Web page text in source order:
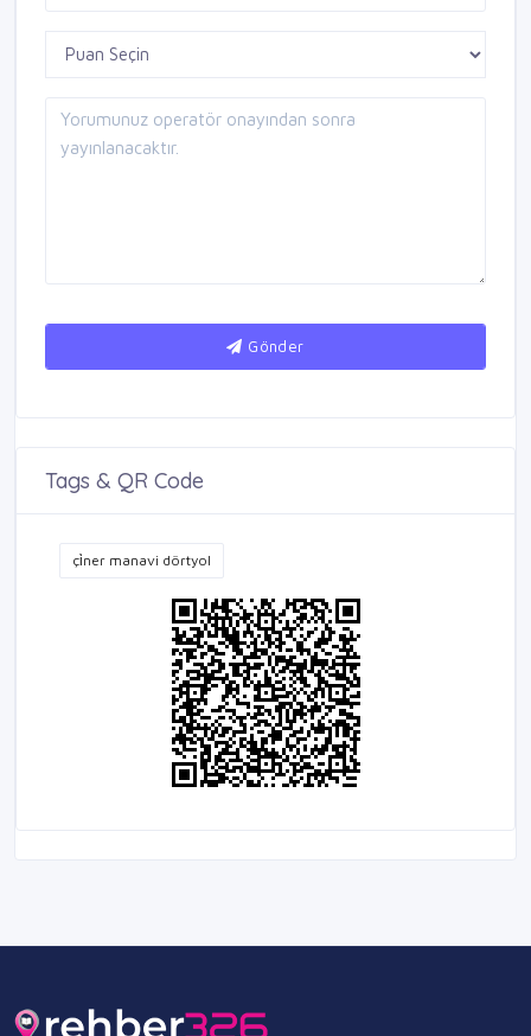
Gönder
Tags & QR Code
çi̇ner manavi dörtyol